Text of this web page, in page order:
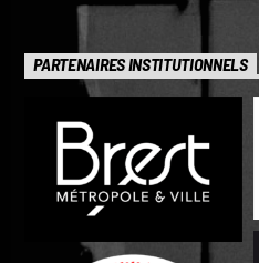
PARTENAIRES INSTITUTIONNELS